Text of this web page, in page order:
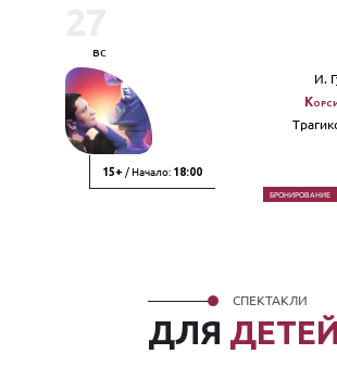
вс
15+ / Начало: 18:00
И.
БРОНИРОВАНИЕ
ДЛЯ ДЕТЕЙ
СПЕКТАКЛИ